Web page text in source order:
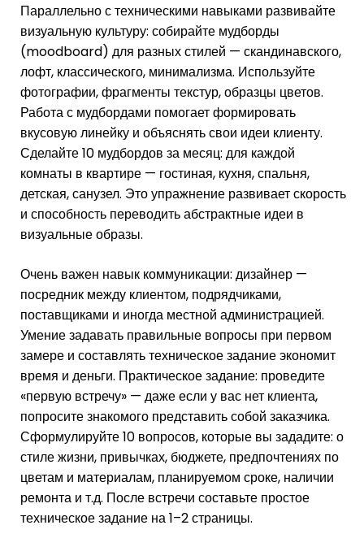
Параллельно с техническими навыками развивайте
визуальную культуру: собирайте мудборды
(moodboard) для разных стилей — скандинавского,
лофт, классического, минимализма. Используйте
фотографии, фрагменты текстур, образцы цветов.
Работа с мудбордами помогает формировать
вкусовую линейку и объяснять свои идеи клиенту.
Сделайте 10 мудбордов за месяц: для каждой
комнаты в квартире — гостиная, кухня, спальня,
детская, санузел. Это упражнение развивает скорость
и способность переводить абстрактные идеи в
визуальные образы.
Очень важен навык коммуникации: дизайнер —
посредник между клиентом, подрядчиками,
поставщиками и иногда местной администрацией.
Умение задавать правильные вопросы при первом
замере и составлять техническое задание экономит
время и деньги. Практическое задание: проведите
«первую встречу» — даже если у вас нет клиента,
попросите знакомого представить собой заказчика.
Сформулируйте 10 вопросов, которые вы зададите: о
стиле жизни, привычках, бюджете, предпочтениях по
цветам и материалам, планируемом сроке, наличии
ремонта и т.д. После встречи составьте простое
техническое задание на 1–2 страницы.